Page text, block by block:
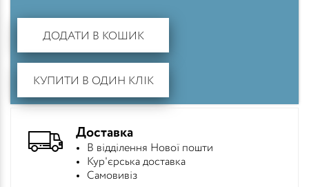
ДОДАТИ В КОШИК
КУПИТИ В ОДИН КЛІК
Доставка
В відділення Нової пошти
Кур'єрська доставка
Самовивіз